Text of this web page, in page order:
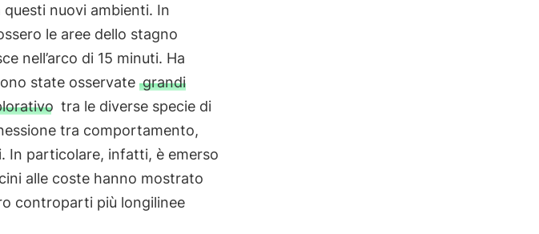
nuovi ambienti. In
le aree dello stagno
nell’arco di 15 minuti. Ha
state osservate grandi
tra le diverse specie di
tra comportamento,
In particolare, infatti, è emerso
alle coste hanno mostrato
controparti più longilinee